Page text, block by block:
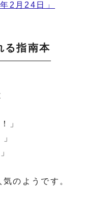
2月24日」
る指南本
」
のようです。